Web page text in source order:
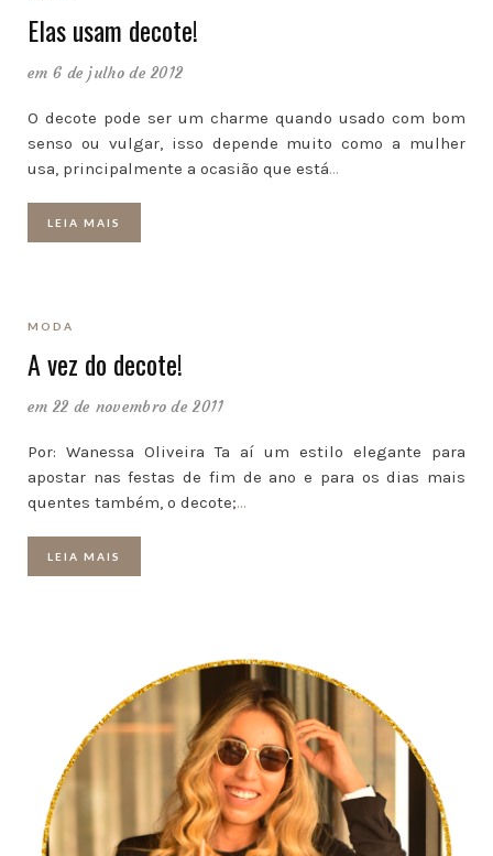
Elas usam decote!
em 6 de julho de 2012
O decote pode ser um charme quando usado com bom
senso ou vulgar, isso depende muito como a mulher
usa, principalmente a ocasião que está…
LEIA MAIS
MODA
A vez do decote!
em 22 de novembro de 2011
Por: Wanessa Oliveira Ta aí um estilo elegante para
apostar nas festas de fim de ano e para os dias mais
quentes também, o decote;…
LEIA MAIS